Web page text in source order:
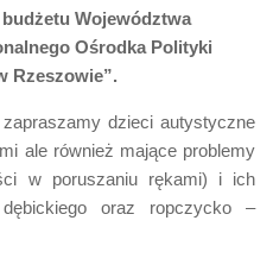
Województwa
Ośrodka Polityki
Rzeszowie”.
dzieci autystyczne
ale również mające problemy
w poruszaniu rękami) i ich
oraz ropczycko –